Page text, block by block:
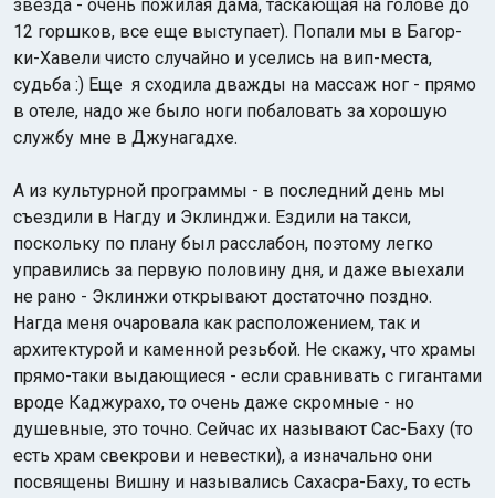
звезда - очень пожилая дама, таскающая на голове до
12 горшков, все еще выступает). Попали мы в Багор-
ки-Хавели чисто случайно и уселись на вип-места,
судьба :) Еще я сходила дважды на массаж ног - прямо
в отеле, надо же было ноги побаловать за хорошую
службу мне в Джунагадхе.
А из культурной программы - в последний день мы
съездили в Нагду и Эклинджи. Ездили на такси,
поскольку по плану был расслабон, поэтому легко
управились за первую половину дня, и даже выехали
не рано - Эклинжи открывают достаточно поздно.
Нагда меня очаровала как расположением, так и
архитектурой и каменной резьбой. Не скажу, что храмы
прямо-таки выдающиеся - если сравнивать с гигантами
вроде Каджурахо, то очень даже скромные - но
душевные, это точно. Сейчас их называют Сас-Баху (то
есть храм свекрови и невестки), а изначально они
посвящены Вишну и назывались Сахасра-Баху, то есть